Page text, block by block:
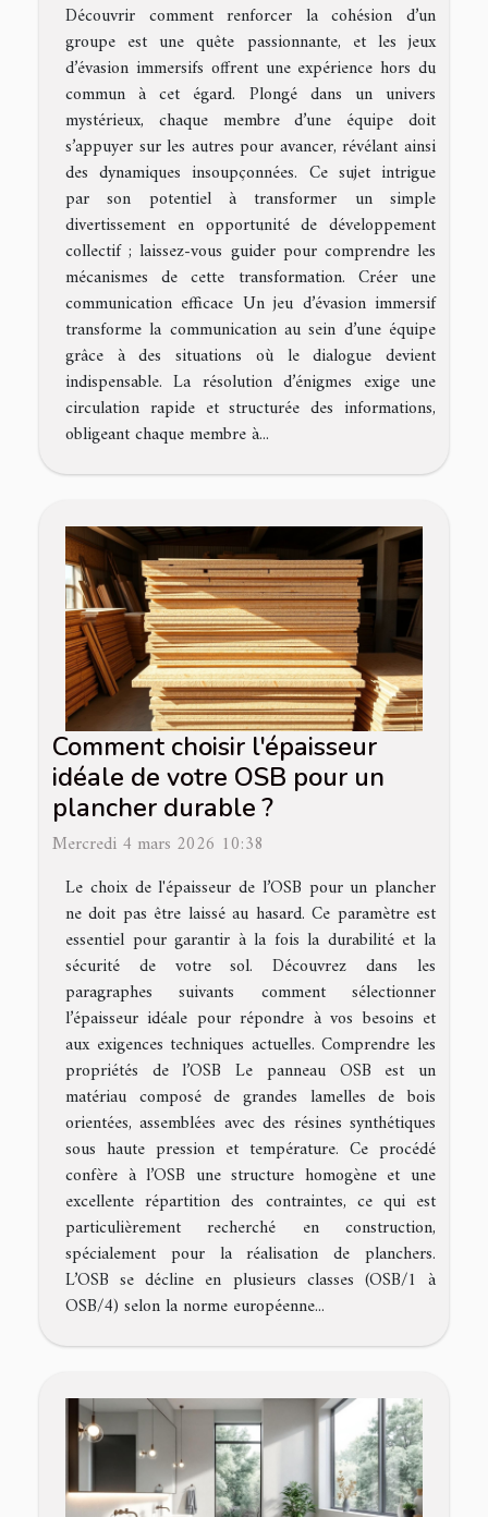
Découvrir comment renforcer la cohésion d’un
groupe est une quête passionnante, et les jeux
d’évasion immersifs offrent une expérience hors du
commun à cet égard. Plongé dans un univers
mystérieux, chaque membre d’une équipe doit
s’appuyer sur les autres pour avancer, révélant ainsi
des dynamiques insoupçonnées. Ce sujet intrigue
par son potentiel à transformer un simple
divertissement en opportunité de développement
collectif ; laissez-vous guider pour comprendre les
mécanismes de cette transformation. Créer une
communication efficace Un jeu d’évasion immersif
transforme la communication au sein d’une équipe
grâce à des situations où le dialogue devient
indispensable. La résolution d’énigmes exige une
circulation rapide et structurée des informations,
obligeant chaque membre à...
Comment choisir l'épaisseur
idéale de votre OSB pour un
plancher durable ?
Mercredi 4 mars 2026 10:38
Le choix de l'épaisseur de l’OSB pour un plancher
ne doit pas être laissé au hasard. Ce paramètre est
essentiel pour garantir à la fois la durabilité et la
sécurité de votre sol. Découvrez dans les
paragraphes suivants comment sélectionner
l’épaisseur idéale pour répondre à vos besoins et
aux exigences techniques actuelles. Comprendre les
propriétés de l’OSB Le panneau OSB est un
matériau composé de grandes lamelles de bois
orientées, assemblées avec des résines synthétiques
sous haute pression et température. Ce procédé
confère à l’OSB une structure homogène et une
excellente répartition des contraintes, ce qui est
particulièrement recherché en construction,
spécialement pour la réalisation de planchers.
L’OSB se décline en plusieurs classes (OSB/1 à
OSB/4) selon la norme européenne...